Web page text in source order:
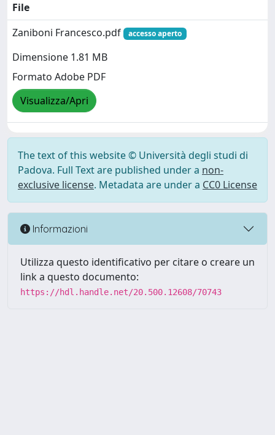
File
Zaniboni Francesco.pdf
accesso aperto
Dimensione 1.81 MB
Formato Adobe PDF
Visualizza/Apri
The text of this website © Università degli studi di
Padova. Full Text are published under a non-
exclusive license. Metadata are under a CC0 License
Informazioni
Utilizza questo identificativo per citare o creare un
link a questo documento:
https://hdl.handle.net/20.500.12608/70743